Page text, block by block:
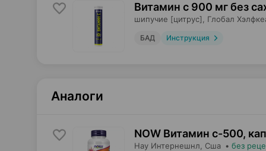
Витамин с 900 мг без
шипучие [цитрус], Глобал
БАД Инструкция
Аналоги
NOW Витамин с-500,
Нау Интернешнл , Сша • без